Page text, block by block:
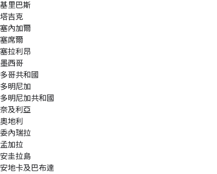
基里巴斯
塔吉克
塞內加爾
塞席爾
塞拉利昂
墨西哥
多哥共和國
多明尼加
多明尼加共和國
奈及利亞
奧地利
委內瑞拉
孟加拉
安圭拉島
安地卡及巴布達